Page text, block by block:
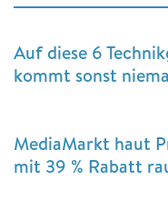
Auf diese 6
kommt sonst
MediaMarkt haut
mit 39 % Rabatt